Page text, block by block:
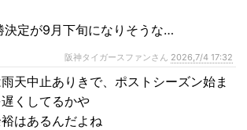
決定が9月下旬になりそうな…
阪神タイガースファンさん 2026,7/4 17:32
天中止ありきで、ポストシーズン始ま
くしてるかや
裕はあるんだよね